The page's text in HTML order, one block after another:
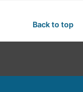
Back to top